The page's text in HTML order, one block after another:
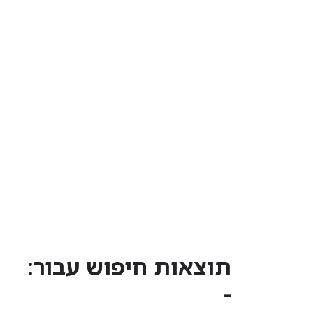
תוצאות חיפוש עבור:
-